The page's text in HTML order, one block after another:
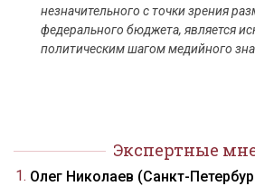
незначительного с точки зрения
федерального бюджета, является
политическим шагом медийного
Экспертные
Олег Николаев (Санкт-